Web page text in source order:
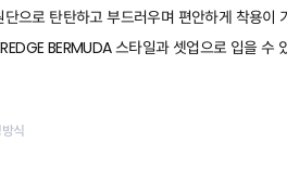
으로 탄탄하고 부드러우며 편안하게 착용이
BERMUDA스타일과 셋업으로 입을 수